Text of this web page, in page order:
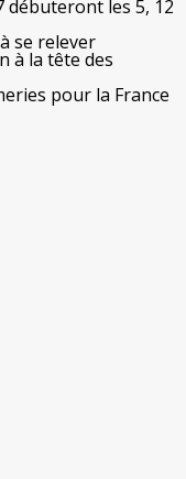
débuteront les 5, 12
se relever
à la tête des
pour la France